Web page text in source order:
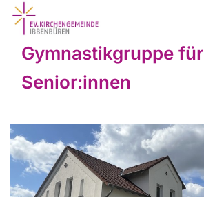
Gymnastikgruppe für
Senior:innen